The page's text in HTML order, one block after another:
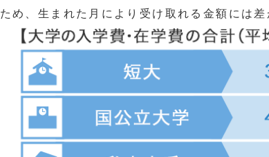
ため、生まれた月により受け取れる金額には差